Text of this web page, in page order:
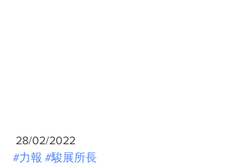
28/02/2022
#力報 #駿展所長